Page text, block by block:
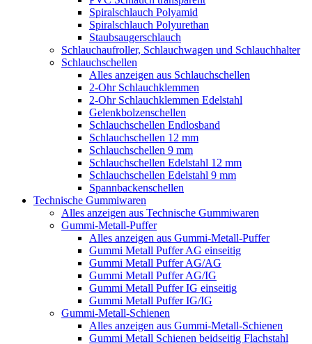
Spiralschlauch Polyamid
Spiralschlauch Polyurethan
Staubsaugerschlauch
Schlauchaufroller, Schlauchwagen und Schlauchhalter
Schlauchschellen
Alles anzeigen aus Schlauchschellen
2-Ohr Schlauchklemmen
2-Ohr Schlauchklemmen Edelstahl
Gelenkbolzenschellen
Schlauchschellen Endlosband
Schlauchschellen 12 mm
Schlauchschellen 9 mm
Schlauchschellen Edelstahl 12 mm
Schlauchschellen Edelstahl 9 mm
Spannbackenschellen
Technische Gummiwaren
Alles anzeigen aus Technische Gummiwaren
Gummi-Metall-Puffer
Alles anzeigen aus Gummi-Metall-Puffer
Gummi Metall Puffer AG einseitig
Gummi Metall Puffer AG/AG
Gummi Metall Puffer AG/IG
Gummi Metall Puffer IG einseitig
Gummi Metall Puffer IG/IG
Gummi-Metall-Schienen
Alles anzeigen aus Gummi-Metall-Schienen
Gummi Metall Schienen beidseitig Flachstahl